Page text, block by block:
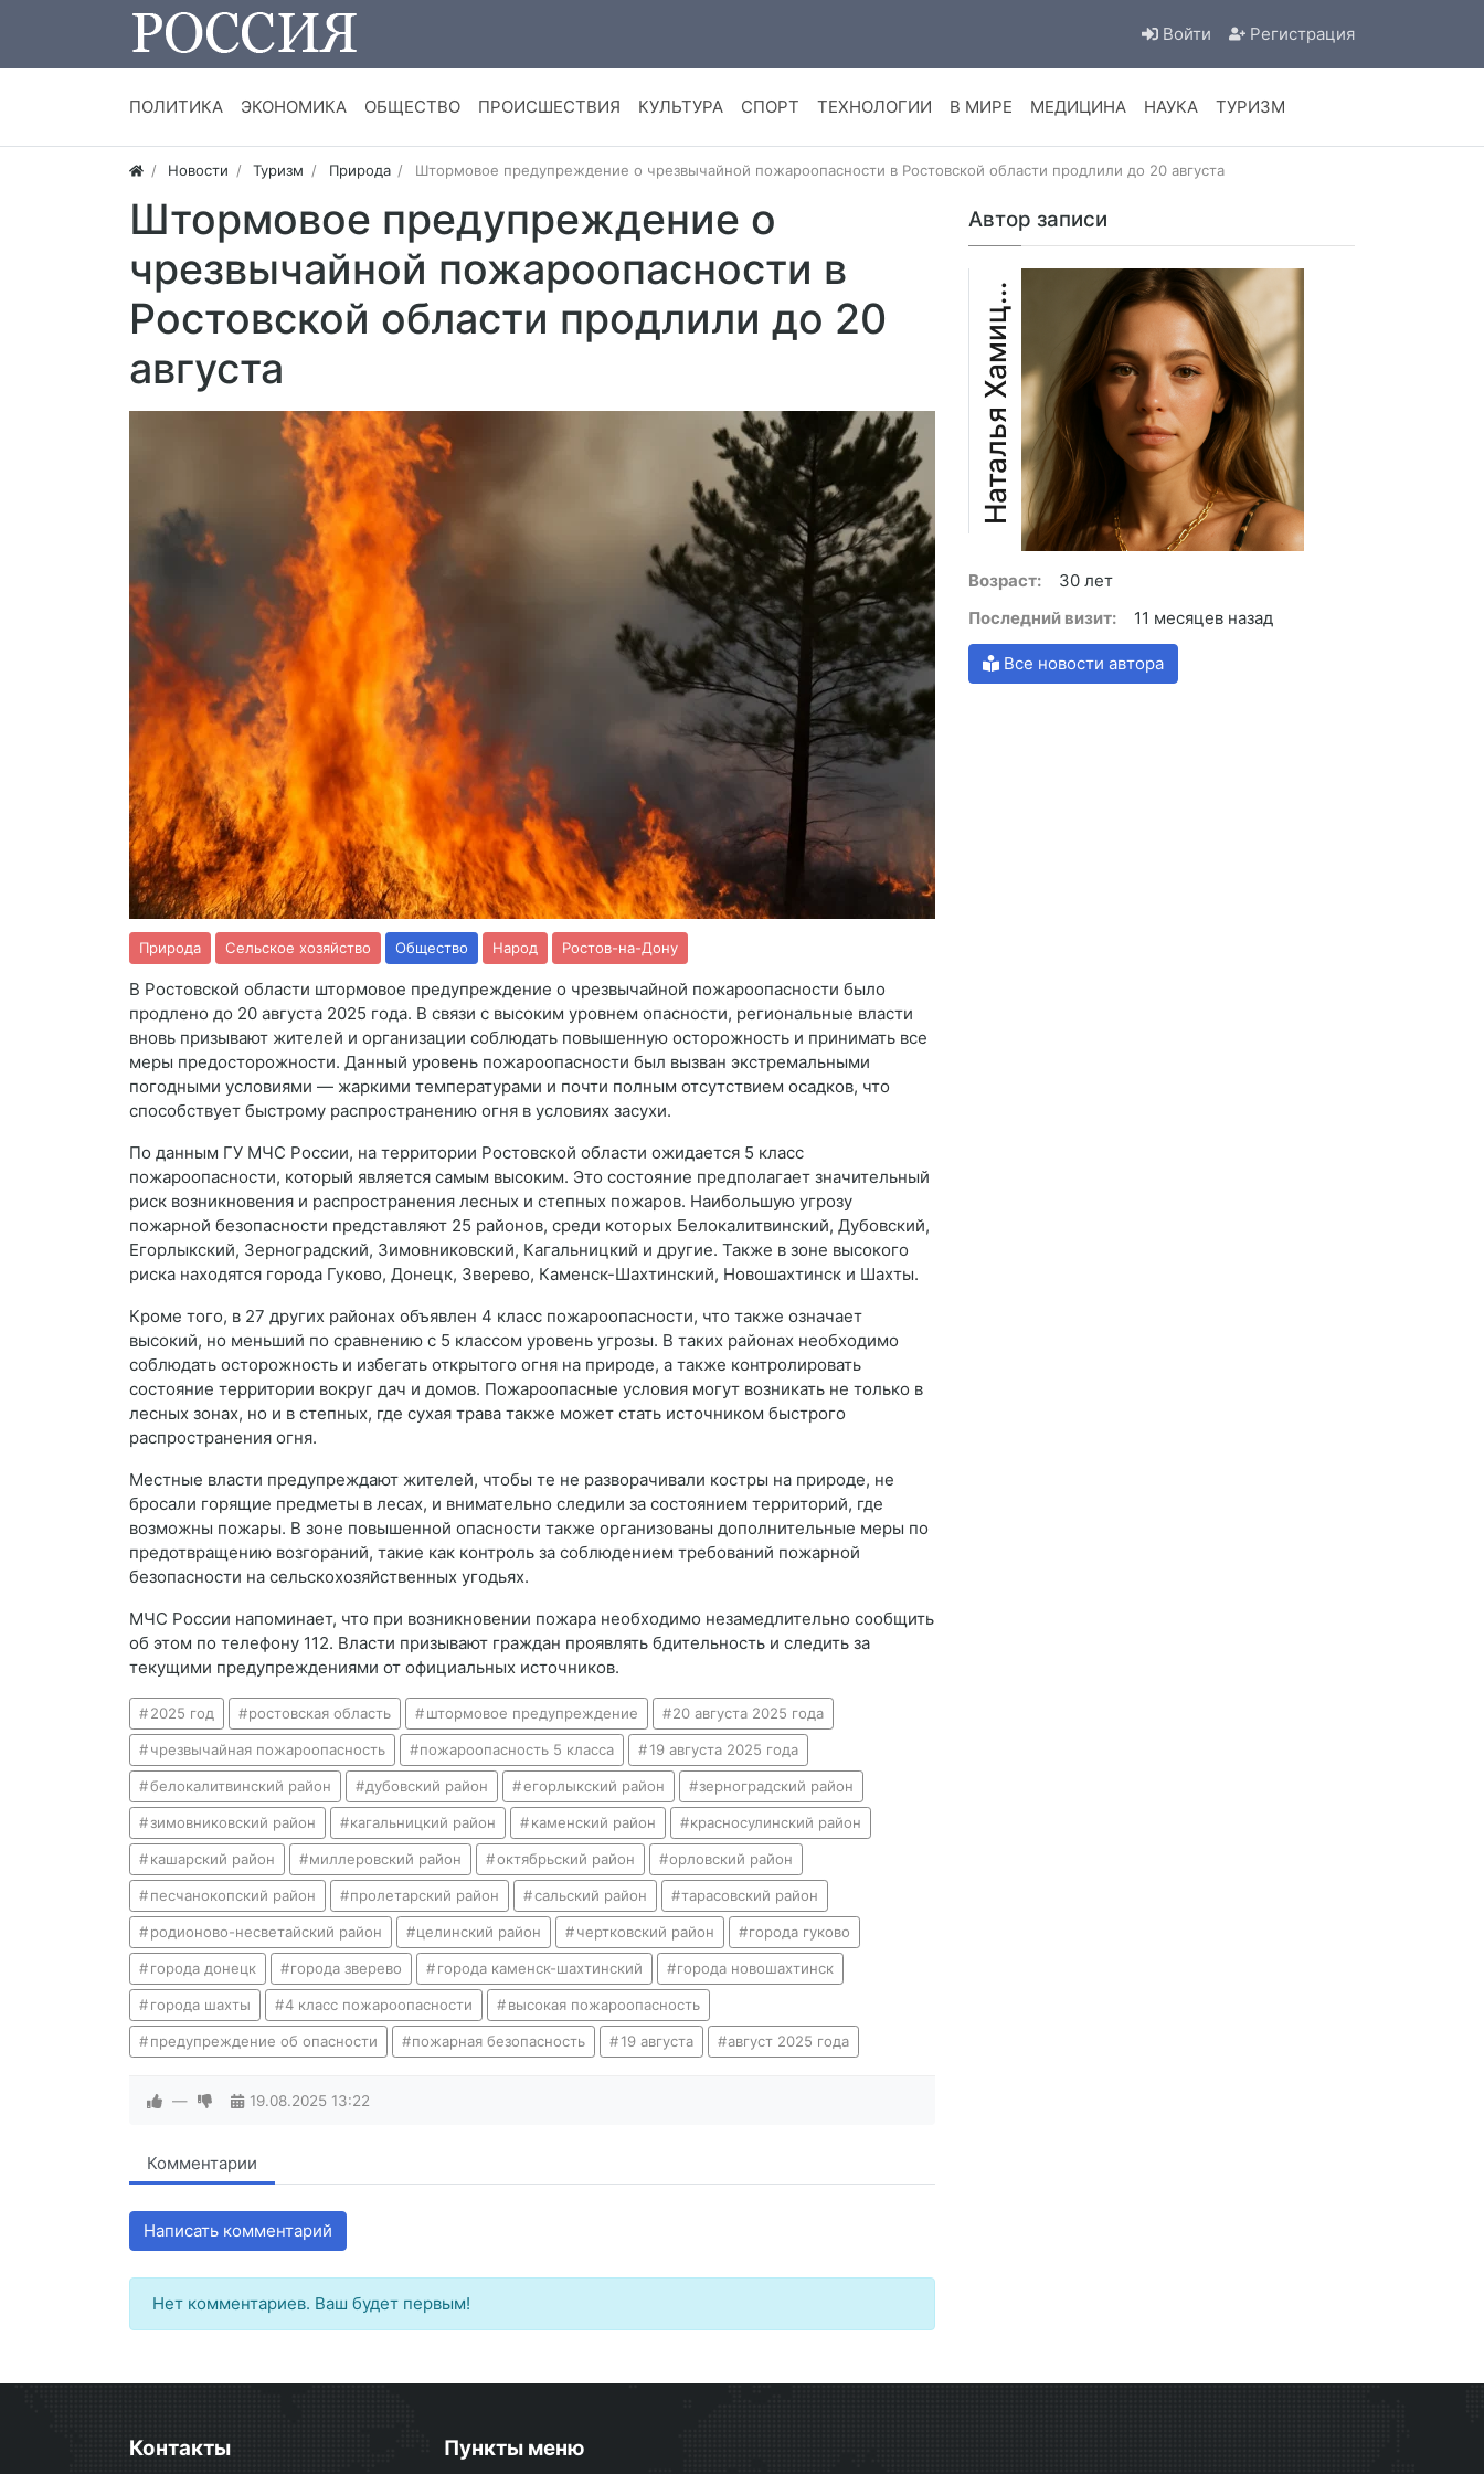
Войти Регистрация
ПОЛИТИКА ЭКОНОМИКА ОБЩЕСТВО ПРОИСШЕСТВИЯ КУЛЬТУРА СПОРТ ТЕХНОЛОГИИ В МИРЕ МЕДИЦИНА НАУКА ТУРИЗМ
Новости Туризм Природа Штормовое предупреждение о чрезвычайной пожароопасности в Ростовской области продлили до 20 августа
Штормовое предупреждение о
чрезвычайной пожароопасности в
Ростовской области продлили до 20
августа
Природа Сельское хозяйство Общество Народ Ростов-на-Дону
В Ростовской области штормовое предупреждение о чрезвычайной пожароопасности было
продлено до 20 августа 2025 года. В связи с высоким уровнем опасности, региональные власти
вновь призывают жителей и организации соблюдать повышенную осторожность и принимать все
меры предосторожности. Данный уровень пожароопасности был вызван экстремальными
погодными условиями — жаркими температурами и почти полным отсутствием осадков, что
способствует быстрому распространению огня в условиях засухи.
По данным ГУ МЧС России, на территории Ростовской области ожидается 5 класс
пожароопасности, который является самым высоким. Это состояние предполагает значительный
риск возникновения и распространения лесных и степных пожаров. Наибольшую угрозу
пожарной безопасности представляют 25 районов, среди которых Белокалитвинский, Дубовский,
Егорлыкский, Зерноградский, Зимовниковский, Кагальницкий и другие. Также в зоне высокого
риска находятся города Гуково, Донецк, Зверево, Каменск-Шахтинский, Новошахтинск и Шахты.
Кроме того, в 27 других районах объявлен 4 класс пожароопасности, что также означает
высокий, но меньший по сравнению с 5 классом уровень угрозы. В таких районах необходимо
соблюдать осторожность и избегать открытого огня на природе, а также контролировать
состояние территории вокруг дач и домов. Пожароопасные условия могут возникать не только в
лесных зонах, но и в степных, где сухая трава также может стать источником быстрого
распространения огня.
Местные власти предупреждают жителей, чтобы те не разворачивали костры на природе, не
бросали горящие предметы в лесах, и внимательно следили за состоянием территорий, где
возможны пожары. В зоне повышенной опасности также организованы дополнительные меры по
предотвращению возгораний, такие как контроль за соблюдением требований пожарной
безопасности на сельскохозяйственных угодьях.
МЧС России напоминает, что при возникновении пожара необходимо незамедлительно сообщить
об этом по телефону 112. Власти призывают граждан проявлять бдительность и следить за
текущими предупреждениями от официальных источников.
2025 год ростовская область штормовое предупреждение 20 августа 2025 года
чрезвычайная пожароопасность пожароопасность 5 класса 19 августа 2025 года
белокалитвинский район дубовский район егорлыкский район зерноградский район
зимовниковский район кагальницкий район каменский район красносулинский район
кашарский район миллеровский район октябрьский район орловский район
песчанокопский район пролетарский район сальский район тарасовский район
родионово-несветайский район целинский район чертковский район города гуково
города донецк города зверево города каменск-шахтинский города новошахтинск
города шахты 4 класс пожароопасности высокая пожароопасность
предупреждение об опасности пожарная безопасность 19 августа август 2025 года
— 19.08.2025 13:22
Комментарии
Написать комментарий
Нет комментариев. Ваш будет первым!
Автор записи
Н
а
т
а
л
ь
я
Х
а
м
и
ц
е
в
и
ч
Возраст:
30 лет
Последний визит:
11 месяцев назад
Все новости автора
Контакты Пункты меню